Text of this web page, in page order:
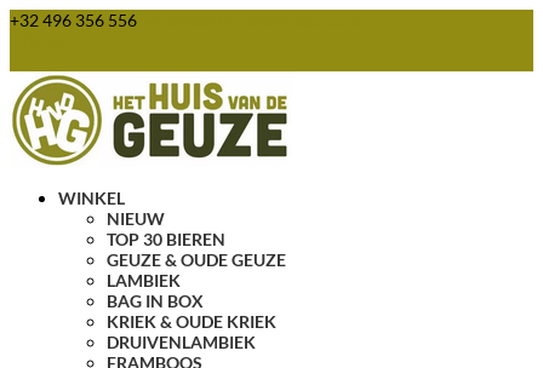
+32 496 356 556
WINKEL
NIEUW
TOP 30 BIEREN
GEUZE & OUDE GEUZE
LAMBIEK
BAG IN BOX
KRIEK & OUDE KRIEK
DRUIVENLAMBIEK
FRAMBOOS